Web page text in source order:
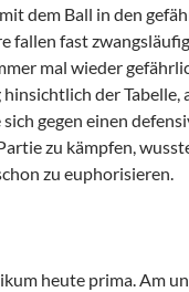
dem Ball in den
fallen fast
mal wieder
der Tabelle,
gegen einen
zu kämpfen,
zu euphorisieren.
heute prima. Am